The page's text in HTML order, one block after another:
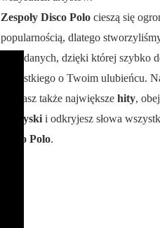
Zespoły Disco Polo cieszą się
popularnością, dlatego
bazę danych, dzięki której szybko
wszystkiego o Twoim ulubieńcu.
poznasz także największe hity,
teledyski i odkryjesz słowa
Disco Polo.